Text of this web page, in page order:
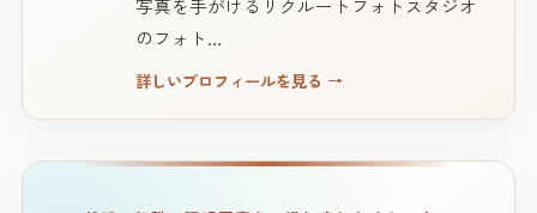
写真を手がけるリクルートフォトスタジオ
のフォト…
詳しいプロフィールを見る →